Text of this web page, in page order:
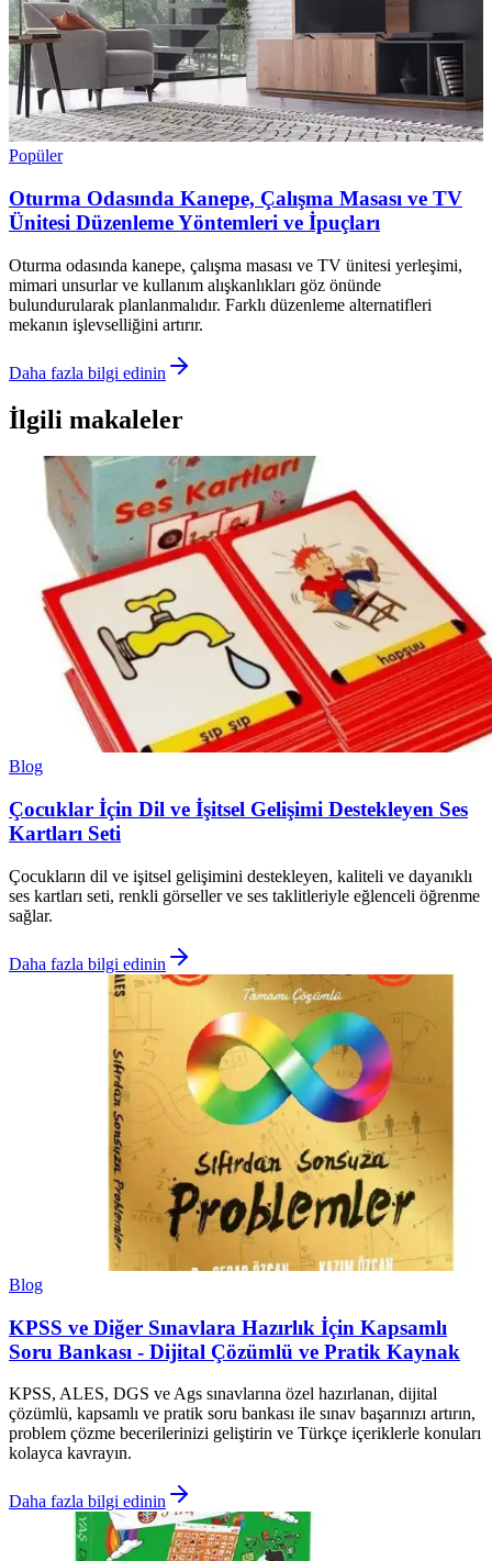
Popüler
Oturma Odasında Kanepe, Çalışma Masası ve TV
Ünitesi Düzenleme Yöntemleri ve İpuçları
Oturma odasında kanepe, çalışma masası ve TV ünitesi yerleşimi,
mimari unsurlar ve kullanım alışkanlıkları göz önünde
bulundurularak planlanmalıdır. Farklı düzenleme alternatifleri
mekanın işlevselliğini artırır.
Daha fazla bilgi edinin
İlgili makaleler
Blog
Çocuklar İçin Dil ve İşitsel Gelişimi Destekleyen Ses
Kartları Seti
Çocukların dil ve işitsel gelişimini destekleyen, kaliteli ve dayanıklı
ses kartları seti, renkli görseller ve ses taklitleriyle eğlenceli öğrenme
sağlar.
Daha fazla bilgi edinin
Blog
KPSS ve Diğer Sınavlara Hazırlık İçin Kapsamlı
Soru Bankası - Dijital Çözümlü ve Pratik Kaynak
KPSS, ALES, DGS ve Ags sınavlarına özel hazırlanan, dijital
çözümlü, kapsamlı ve pratik soru bankası ile sınav başarınızı artırın,
problem çözme becerilerinizi geliştirin ve Türkçe içeriklerle konuları
kolayca kavrayın.
Daha fazla bilgi edinin